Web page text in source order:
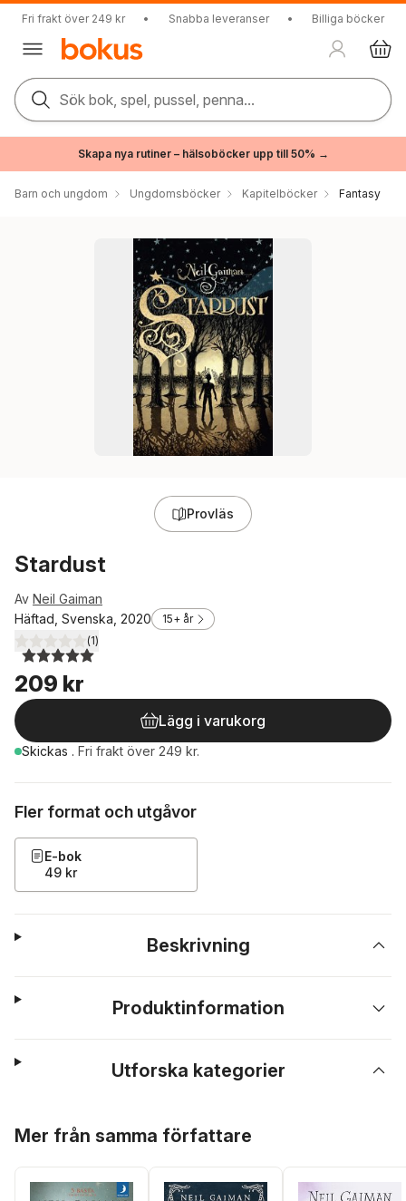
Fri frakt över 249 kr • Snabba leveranser • Billiga böcker
Sök bok, spel, pussel, penna...
Skapa nya rutiner – hälsoböcker upp till 50% →
Barn och ungdom Ungdomsböcker Kapitelböcker Fantasy
Provläs
Stardust
Av Neil Gaiman
Häftad, Svenska, 2020
15+ år
5,0utav 5 stjärnor. Totalt antal röster:
(1)
209 kr
Lägg i varukorg
Skickas . Fri frakt över 249 kr.
Fler format och utgåvor
E-bok
49 kr
Beskrivning
Produktinformation
Utforska kategorier
Mer från samma författare